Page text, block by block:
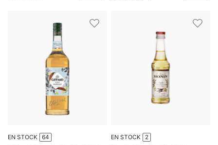
EN STOCK 64 EN STOCK 2